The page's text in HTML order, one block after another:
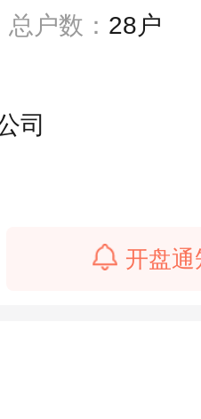
总户数： 28户
司
开盘通